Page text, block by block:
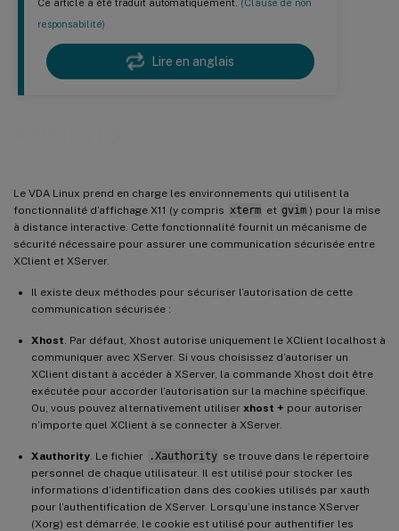
Ce article a été traduit automatiquement. (Clause de non
responsabilité)
Lire en anglais
Le VDA Linux prend en charge les environnements qui utilisent la
fonctionnalité d’affichage X11 (y compris xterm et gvim ) pour la mise
à distance interactive. Cette fonctionnalité fournit un mécanisme de
sécurité nécessaire pour assurer une communication sécurisée entre
XClient et XServer.
Il existe deux méthodes pour sécuriser l’autorisation de cette
communication sécurisée :
Xhost . Par défaut, Xhost autorise uniquement le XClient localhost à
communiquer avec XServer. Si vous choisissez d’autoriser un
XClient distant à accéder à XServer, la commande Xhost doit être
exécutée pour accorder l’autorisation sur la machine spécifique.
Ou, vous pouvez alternativement utiliser xhost + pour autoriser
n’importe quel XClient à se connecter à XServer.
Xauthority . Le fichier .Xauthority se trouve dans le répertoire
personnel de chaque utilisateur. Il est utilisé pour stocker les
informations d’identification dans des cookies utilisés par xauth
pour l’authentification de XServer. Lorsqu’une instance XServer
(Xorg) est démarrée, le cookie est utilisé pour authentifier les